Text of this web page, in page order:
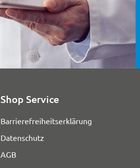
Shop Service
Barrierefreiheitserklärung
Datenschutz
AGB